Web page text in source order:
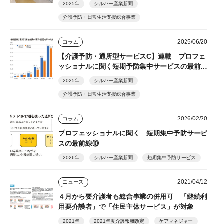
2025年 シルバー産業新聞
介護予防・日常生活支援総合事業
コラム 2025/06/20
【介護予防・通所型サービスC】連載 プロフェ
ッショナルに聞く短期予防集中サービスの最前線
2025年 シルバー産業新聞
介護予防・日常生活支援総合事業
コラム 2026/02/20
プロフェッショナルに聞く 短期集中予防サービ
スの最前線⑩
2026年 シルバー産業新聞 短期集中予防サービス
ニュース 2021/04/12
４月から要介護者も総合事業の併用可 「継続利
用要介護者」で「住民主体サービス」が対象
2021年 2021年度介護報酬改定 ケアマネジャー